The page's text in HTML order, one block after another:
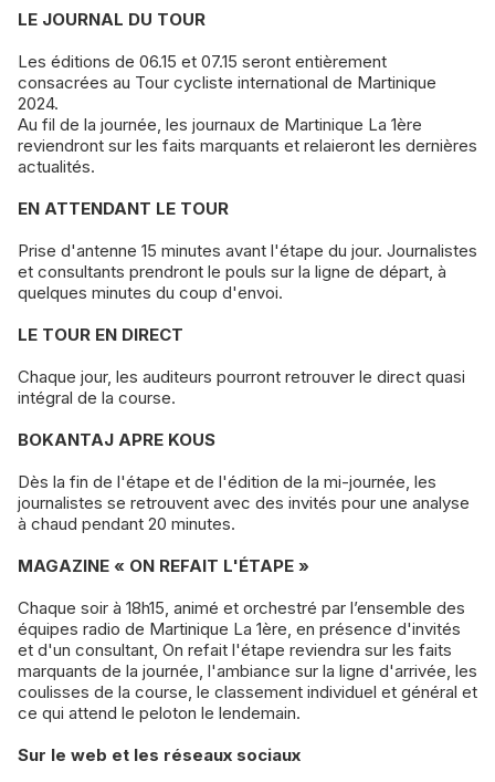
LE JOURNAL DU TOUR
Les éditions de 06.15 et 07.15 seront entièrement
consacrées au Tour cycliste international de Martinique
2024.
Au fil de la journée, les journaux de Martinique La 1ère
reviendront sur les faits marquants et relaieront les dernières
actualités.
EN ATTENDANT LE TOUR
Prise d'antenne 15 minutes avant l'étape du jour. Journalistes
et consultants prendront le pouls sur la ligne de départ, à
quelques minutes du coup d'envoi.
LE TOUR EN DIRECT
Chaque jour, les auditeurs pourront retrouver le direct quasi
intégral de la course.
BOKANTAJ APRE KOUS
Dès la fin de l'étape et de l'édition de la mi-journée, les
journalistes se retrouvent avec des invités pour une analyse
à chaud pendant 20 minutes.
MAGAZINE « ON REFAIT L'ÉTAPE »
Chaque soir à 18h15, animé et orchestré par l’ensemble des
équipes radio de Martinique La 1ère, en présence d'invités
et d'un consultant, On refait l'étape reviendra sur les faits
marquants de la journée, l'ambiance sur la ligne d'arrivée, les
coulisses de la course, le classement individuel et général et
ce qui attend le peloton le lendemain.
Sur le web et les réseaux sociaux